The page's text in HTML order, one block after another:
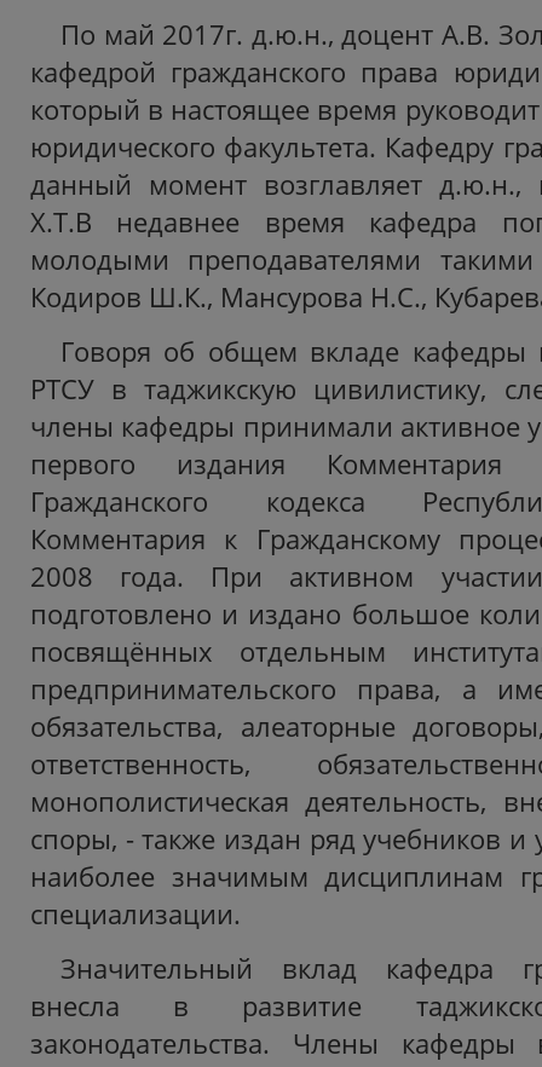
По май 2017г. д.ю.н., доцент А.В.
кафедрой гражданского права
который в настоящее время
юридического факультета. Кафедру
данный момент возглавляет д.ю.н.,
Х.Т.В недавнее время кафедра
молодыми преподавателями
Кодиров Ш.К., Мансурова Н.С.,
Говоря об общем вкладе кафедры
РТСУ в таджикскую цивилистику,
члены кафедры принимали активное
первого издания
Гражданского кодекса
Комментария к Гражданскому
2008 года. При активном
подготовлено и издано большое
посвящённых отдельным
предпринимательского права, а
обязательства, алеаторные
ответственность,
монополистическая деятельность,
споры, - также издан ряд учебников
наиболее значимым дисциплинам
специализации.
Значительный вклад кафедра
внесла в развитие
законодательства. Члены кафедры